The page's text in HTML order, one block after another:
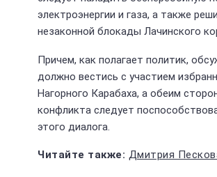
электроэнергии и газа, а также
незаконной блокады Лачинского
Причем, как полагает политик,
должно вестись с участием
Нагорного Карабаха, а обеим
конфликта следует
этого диалога.
Дмитрия Пескова обеспокоила информация о